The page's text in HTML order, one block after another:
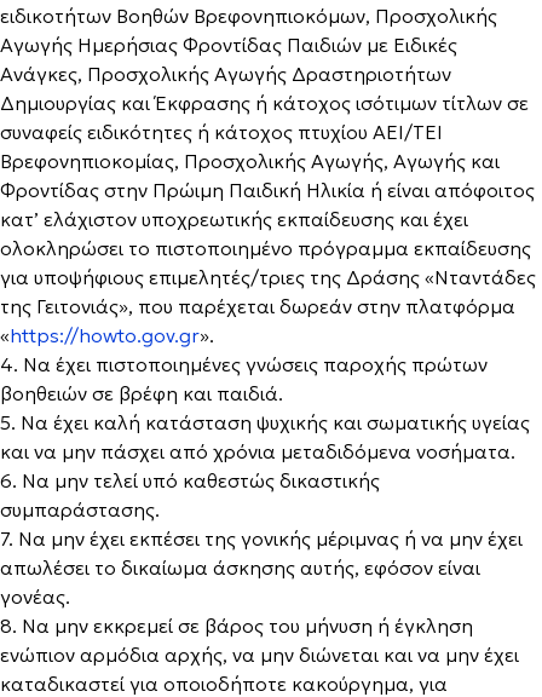
ειδικοτήτων Βοηθών Βρεφονηπιοκόμων, Προσχολικής
Αγωγής Ημερήσιας Φροντίδας Παιδιών με Ειδικές
Ανάγκες, Προσχολικής Αγωγής Δραστηριοτήτων
Δημιουργίας και Έκφρασης ή κάτοχος ισότιμων τίτλων σε
συναφείς ειδικότητες ή κάτοχος πτυχίου ΑΕΙ/ΤΕΙ
Βρεφονηπιοκομίας, Προσχολικής Αγωγής, Αγωγής και
Φροντίδας στην Πρώιμη Παιδική Ηλικία ή είναι απόφοιτος
κατ’ ελάχιστον υποχρεωτικής εκπαίδευσης και έχει
ολοκληρώσει το πιστοποιημένο πρόγραμμα εκπαίδευσης
για υποψήφιους επιμελητές/τριες της Δράσης «Νταντάδες
της Γειτονιάς», που παρέχεται δωρεάν στην πλατφόρμα
«https://howto.gov.gr».
4. Να έχει πιστοποιημένες γνώσεις παροχής πρώτων
βοηθειών σε βρέφη και παιδιά.
5. Να έχει καλή κατάσταση ψυχικής και σωματικής υγείας
και να μην πάσχει από χρόνια μεταδιδόμενα νοσήματα.
6. Να μην τελεί υπό καθεστώς δικαστικής
συμπαράστασης.
7. Να μην έχει εκπέσει της γονικής μέριμνας ή να μην έχει
απωλέσει το δικαίωμα άσκησης αυτής, εφόσον είναι
γονέας.
8. Να μην εκκρεμεί σε βάρος του μήνυση ή έγκληση
ενώπιον αρμόδια αρχής, να μην διώνεται και να μην έχει
καταδικαστεί για οποιοδήποτε κακούργημα, για